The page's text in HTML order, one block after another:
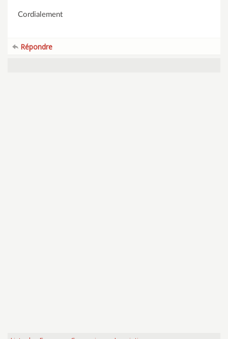
Cordialement
Répondre